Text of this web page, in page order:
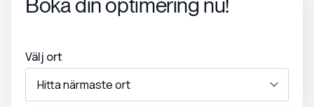
Boka din optimering nu!
Välj ort